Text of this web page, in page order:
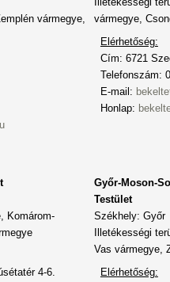
vármegye,
vármegye,
Elérhetőség:
Cím: 6721
Telefonszám:
E-mail:
Honlap:
Komárom-
4-6.
Győr-Moson-
Testület
Székhely: Győr
Illetékességi
Vas vármegye,
Elérhetőség: